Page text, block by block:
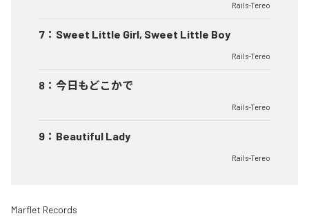
Rails-Tereo
7 ： Sweet Little Girl, Sweet Little Boy
Rails-Tereo
8 ： 今日もどこかで
Rails-Tereo
9 ： Beautiful Lady
Rails-Tereo
Marflet Records